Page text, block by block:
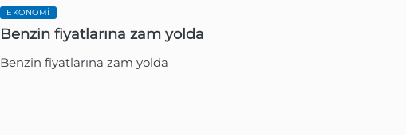
EKONOMI
Benzin fiyatlarına zam yolda
Benzin fiyatlarına zam yolda